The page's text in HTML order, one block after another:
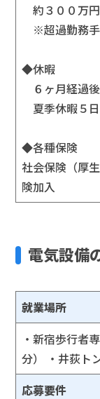
約３００万円
※超過勤務手
◆休暇
６ヶ月経過
夏季休暇５日
◆各種保険
社会保険（厚
険加入
電気設備
就業場所
・新宿歩行者
分） ・井荻ト
応募要件